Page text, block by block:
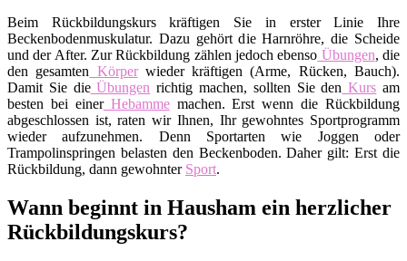
Beim Rückbildungskurs kräftigen Sie in erster Linie Ihre
Beckenbodenmuskulatur. Dazu gehört die Harnröhre, die Scheide
und der After. Zur Rückbildung zählen jedoch ebenso Übungen, die
den gesamten Körperwieder kräftigen (Arme, Rücken, Bauch).
Damit Sie dieÜbungen richtig machen, sollten Sie den Kurs am
besten bei einerHebammemachen. Erst wenn die Rückbildung
abgeschlossen ist, raten wir Ihnen, Ihr gewohntes Sportprogramm
wieder aufzunehmen. Denn Sportarten wie Joggen oder
Trampolinspringen belasten den Beckenboden. Daher gilt: Erst die
Rückbildung, dann gewohnter Sport.
Wann beginnt in Hausham ein herzlicher
Rückbildungskurs?